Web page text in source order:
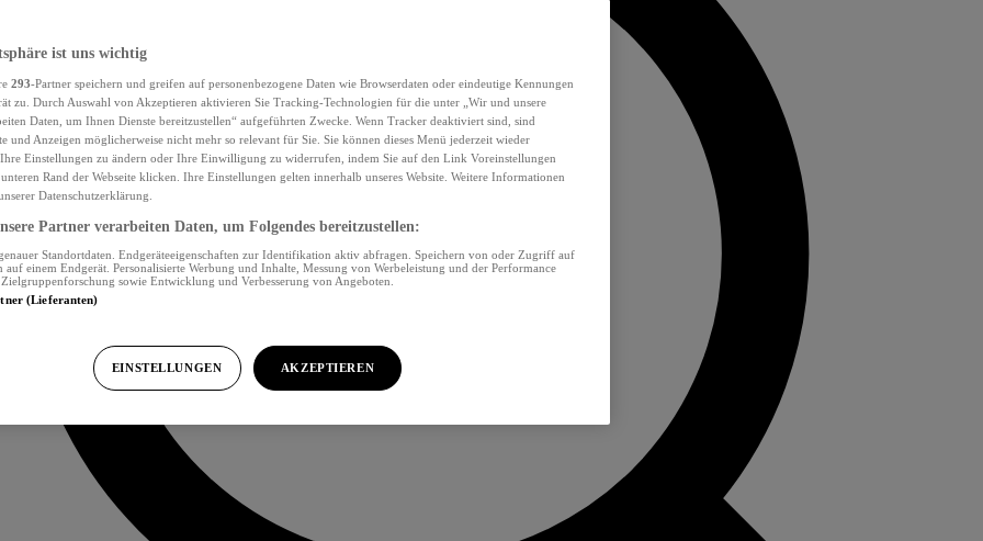
ist uns wichtig
293-Partner speichern und greifen auf personenbezogene Daten wie Browserdaten oder eindeutige Kennungen
zu. Durch Auswahl von Akzeptieren aktivieren Sie Tracking-Technologien für die unter „Wir und unsere
Daten, um Ihnen Dienste bereitzustellen“ aufgeführten Zwecke. Wenn Tracker deaktiviert sind, sind
und Anzeigen möglicherweise nicht mehr so relevant für Sie. Sie können dieses Menü jederzeit wieder
Einstellungen zu ändern oder Ihre Einwilligung zu widerrufen, indem Sie auf den Link Voreinstellungen
Rand der Webseite klicken. Ihre Einstellungen gelten innerhalb unseres Website. Weitere Informationen
Datenschutzerklärung.
Partner verarbeiten Daten, um Folgendes bereitzustellen:
Standortdaten. Endgeräteeigenschaften zur Identifikation aktiv abfragen. Speichern von oder Zugriff auf
einem Endgerät. Personalisierte Werbung und Inhalte, Messung von Werbeleistung und der Performance
sowie Entwicklung und Verbesserung von Angeboten.
(Lieferanten)
EINSTELLUNGEN AKZEPTIEREN